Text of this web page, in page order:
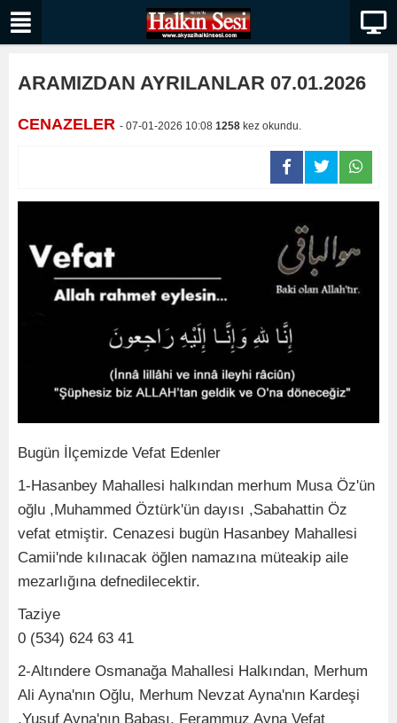
ARAMIZDAN AYRILANLAR 07.01.2026
CENAZELER - 07-01-2026 10:08 1258 kez okundu.
Bugün İlçemizde Vefat Edenler
1-Hasanbey Mahallesi halkından merhum Musa Öz'ün
oğlu ,Muhammed Öztürk'ün dayısı ,Sabahattin Öz
vefat etmiştir. Cenazesi bugün Hasanbey Mahallesi
Camii'nde kılınacak öğlen namazına müteakip aile
mezarlığına defnedilecektir.
Taziye
0 (534) 624 63 41
2-Altındere Osmanağa Mahallesi Halkından, Merhum
Ali Ayna'nın Oğlu, Merhum Nevzat Ayna'nın Kardeşi
,Yusuf Ayna'nın Babası, Ferammuz Ayna Vefat